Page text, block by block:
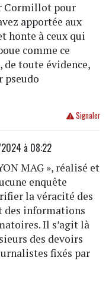
Cormillot pour
apportée aux
honte à ceux qui
comme ce
de toute évidence,
pseudo
Signaler
à 08:22
MAG », réalisé et
enquête
la véracité des
des informations
Il s’agit là
des devoirs
fixés par